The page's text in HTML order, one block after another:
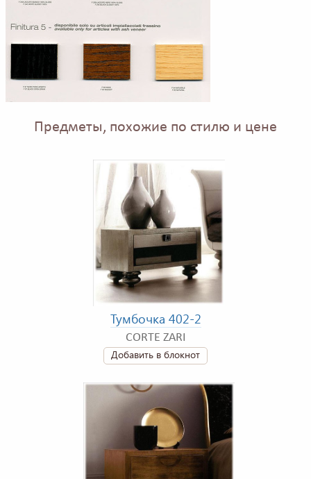
Предметы, похожие по стилю и цене
Тумбочка 402-2
CORTE ZARI
Добавить в блокнот